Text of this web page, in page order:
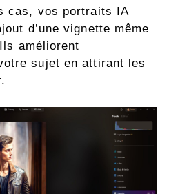
cas, vos portraits IA
d’une vignette même
améliorent
sujet en attirant les